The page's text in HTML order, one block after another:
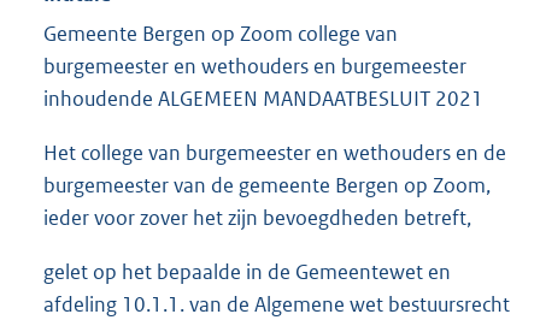
Gemeente Bergen op Zoom college van
burgemeester en wethouders en burgemeester
inhoudende ALGEMEEN MANDAATBESLUIT 2021
Het college van burgemeester en wethouders en de
burgemeester van de gemeente Bergen op Zoom,
ieder voor zover het zijn bevoegdheden betreft,
gelet op het bepaalde in de Gemeentewet en
afdeling 10.1.1. van de Algemene wet bestuursrecht